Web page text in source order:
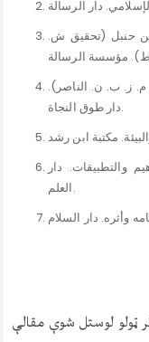
أحمد بن حنبل (تحقيق ش.
(تحقيق م. ز. ب. ن. الناصر).
دار طوق النجاة.
والتطبيقات. دار
العلم.
ټولو لوستل شوې مقالې